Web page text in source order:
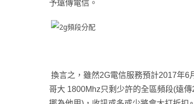
予遠傳電信。
換言之，雖然2G電信服務預計2017年6
哥大 1800Mhz只剩少許的全區頻段(遠